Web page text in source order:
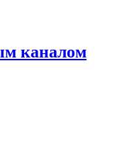
каналом